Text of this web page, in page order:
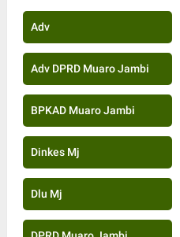
Adv
Adv DPRD Muaro Jambi
BPKAD Muaro Jambi
Dinkes Mj
Dlu Mj